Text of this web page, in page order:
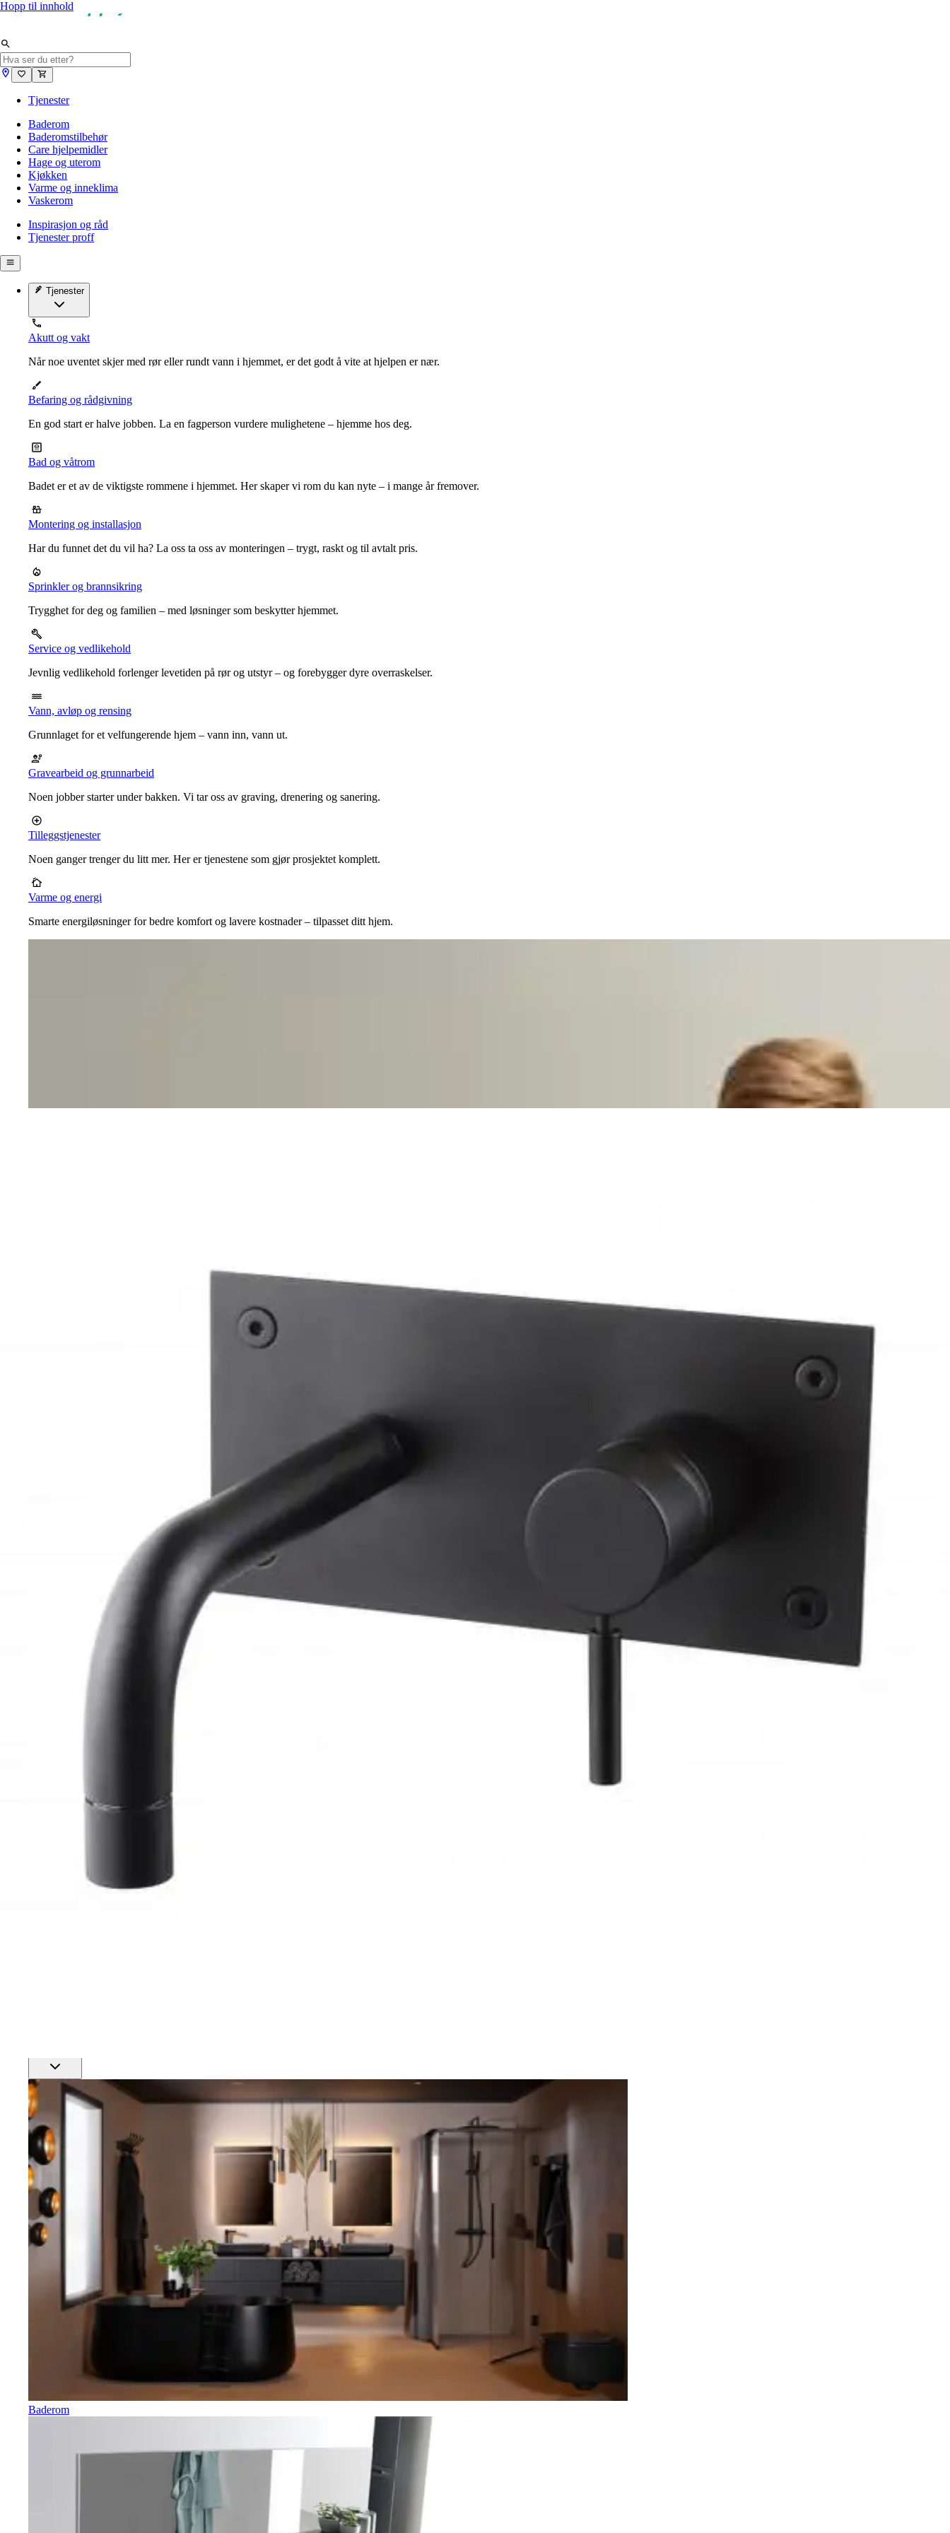
Hopp til innhold
Tjenester
Baderom
Baderomstilbehør
Care hjelpemidler
Hage og uterom
Kjøkken
Varme og inneklima
Vaskerom
Inspirasjon og råd
Tjenester proff
Tjenester
Akutt og vakt
Når noe uventet skjer med rør eller rundt vann i hjemmet, er det godt å vite at hjelpen er nær.
Befaring og rådgivning
En god start er halve jobben. La en fagperson vurdere mulighetene – hjemme hos deg.
Bad og våtrom
Badet er et av de viktigste rommene i hjemmet. Her skaper vi rom du kan nyte – i mange år fremover.
Montering og installasjon
Har du funnet det du vil ha? La oss ta oss av monteringen – trygt, raskt og til avtalt pris.
Sprinkler og brannsikring
Trygghet for deg og familien – med løsninger som beskytter hjemmet.
Service og vedlikehold
Jevnlig vedlikehold forlenger levetiden på rør og utstyr – og forebygger dyre overraskelser.
Vann, avløp og rensing
Grunnlaget for et velfungerende hjem – vann inn, vann ut.
Gravearbeid og grunnarbeid
Noen jobber starter under bakken. Vi tar oss av graving, drenering og sanering.
Tilleggstjenester
Noen ganger trenger du litt mer. Her er tjenestene som gjør prosjektet komplett.
Varme og energi
Smarte energiløsninger for bedre komfort og lavere kostnader – tilpasset ditt hjem.
Baderom